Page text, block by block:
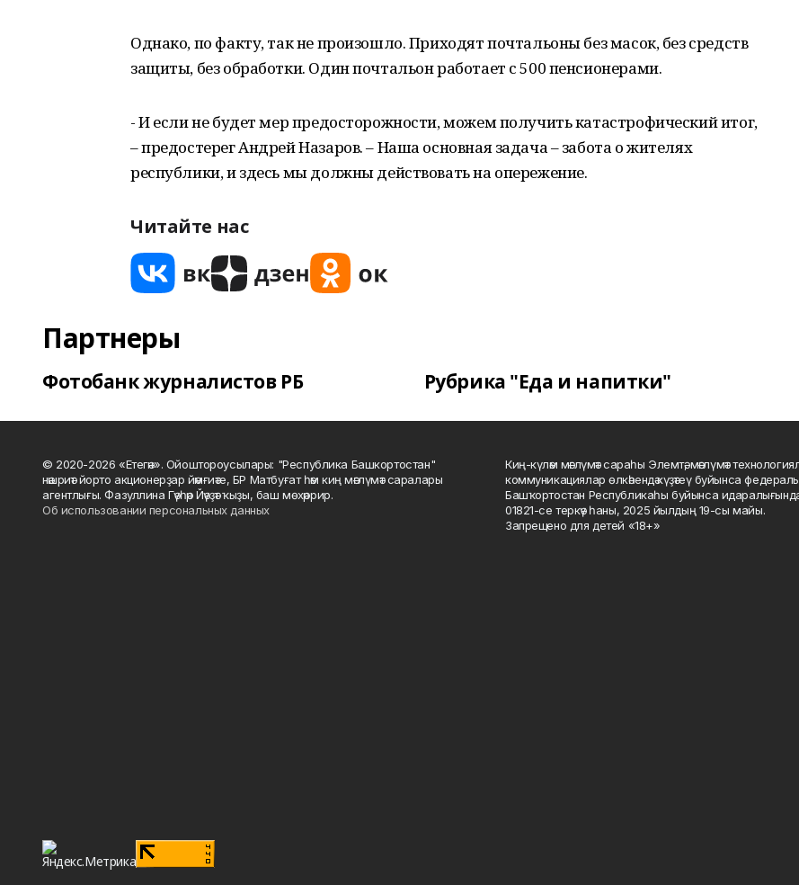
Однако, по факту, так не произошло. Приходят почтальоны без масок, без средств
защиты, без обработки. Один почтальон работает с 500 пенсионерами.
- И если не будет мер предосторожности, можем получить катастрофический итог,
– предостерег Андрей Назаров. – Наша основная задача – забота о жителях
республики, и здесь мы должны действовать на опережение.
Читайте нас
Партнеры
Фотобанк журналистов РБ Рубрика "Еда и напитки"
© 2020-2026 «Етегән». Ойоштороусылары: "Республика Башкортостан"
нәшриәт йорто акционерҙар йәмғиәте, БР Матбуғат һәм киң мәғлүмәт саралары
агентлығы. Фазуллина Гәүһәр Йәүҙәт ҡыҙы, баш мөхәррир.
Об использовании персональных данных
Киң-күләм мәғлүмәт сараһы Элемтә, мәғлүмәт
коммуникациялар өлкәһендә күҙәтеү буйынса федераль
Башҡортостан Республикаһы буйынса идаралығында
01821-се теркәү һаны, 2025 йылдың 19-сы майы.
Запрещено для детей «18+»